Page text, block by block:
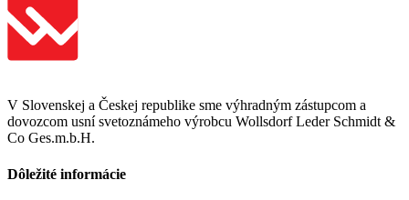
V Slovenskej a Českej republike sme výhradným zástupcom a
dovozcom usní svetoznámeho výrobcu Wollsdorf Leder Schmidt &
Co Ges.m.b.H.
Dôležité informácie